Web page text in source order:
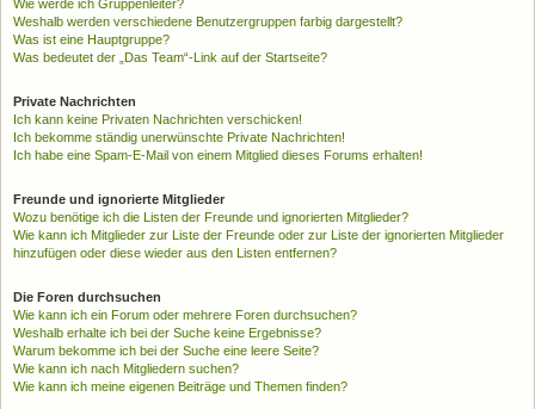
Wie werde ich Gruppenleiter?
Weshalb werden verschiedene Benutzergruppen farbig dargestellt?
Was ist eine Hauptgruppe?
Was bedeutet der „Das Team“-Link auf der Startseite?
Private Nachrichten
Ich kann keine Privaten Nachrichten verschicken!
Ich bekomme ständig unerwünschte Private Nachrichten!
Ich habe eine Spam-E-Mail von einem Mitglied dieses Forums erhalten!
Freunde und ignorierte Mitglieder
Wozu benötige ich die Listen der Freunde und ignorierten Mitglieder?
Wie kann ich Mitglieder zur Liste der Freunde oder zur Liste der ignorierten Mitglieder
hinzufügen oder diese wieder aus den Listen entfernen?
Die Foren durchsuchen
Wie kann ich ein Forum oder mehrere Foren durchsuchen?
Weshalb erhalte ich bei der Suche keine Ergebnisse?
Warum bekomme ich bei der Suche eine leere Seite?
Wie kann ich nach Mitgliedern suchen?
Wie kann ich meine eigenen Beiträge und Themen finden?